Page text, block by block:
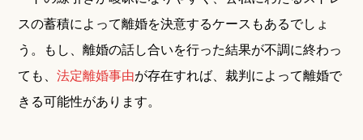
スの蓄積によって離婚を決意するケースもあるでしょ
う。もし、離婚の話し合いを行った結果が不調に終わっ
ても、法定離婚事由が存在すれば、裁判によって離婚で
きる可能性があります。